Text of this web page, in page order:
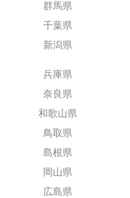
群馬県
千葉県
新潟県
兵庫県
奈良県
和歌山県
鳥取県
島根県
岡山県
広島県